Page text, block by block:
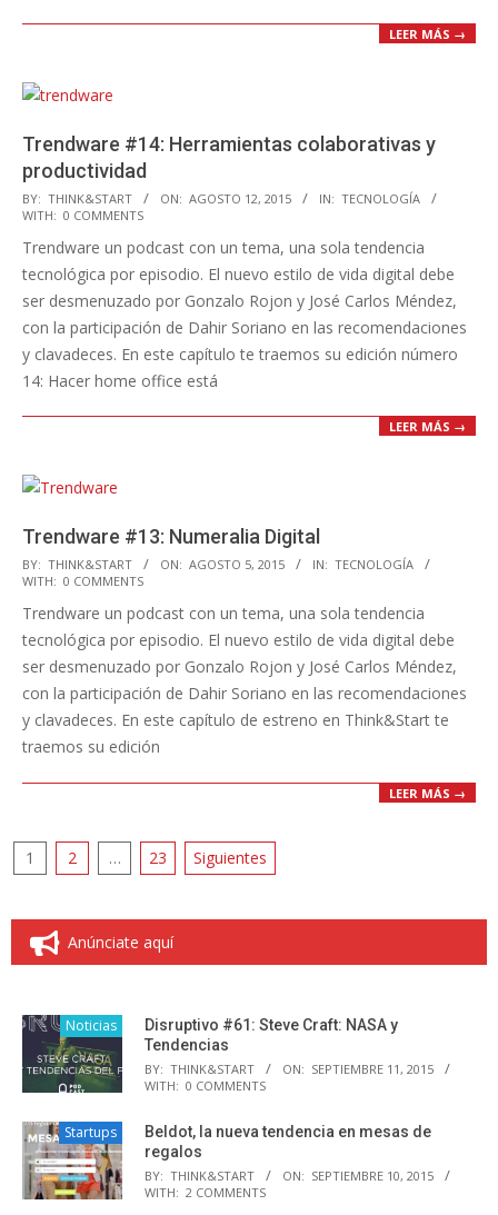
LEER MÁS →
Trendware #14: Herramientas colaborativas y
productividad
2015-
08-
12
BY: THINK&START ON: AGOSTO 12, 2015 IN: TECNOLOGÍA
WITH: 0 COMMENTS
Trendware un podcast con un tema, una sola tendencia
tecnológica por episodio. El nuevo estilo de vida digital debe
ser desmenuzado por Gonzalo Rojon y José Carlos Méndez,
con la participación de Dahir Soriano en las recomendaciones
y clavadeces. En este capítulo te traemos su edición número
14: Hacer home office está
LEER MÁS →
Trendware #13: Numeralia Digital
2015-
08-
05
BY: THINK&START ON: AGOSTO 5, 2015 IN: TECNOLOGÍA
WITH: 0 COMMENTS
Trendware un podcast con un tema, una sola tendencia
tecnológica por episodio. El nuevo estilo de vida digital debe
ser desmenuzado por Gonzalo Rojon y José Carlos Méndez,
con la participación de Dahir Soriano en las recomendaciones
y clavadeces. En este capítulo de estreno en Think&Start te
traemos su edición
LEER MÁS →
Paginación
entradas
1 2 … 23 Siguientes
Anúnciate aquí
Noticias
Disruptivo #61: Steve Craft: NASA y
Tendencias
BY: THINK&START ON: SEPTIEMBRE 11, 2015
WITH: 0 COMMENTS
Startups
Beldot, la nueva tendencia en mesas de
regalos
BY: THINK&START ON: SEPTIEMBRE 10, 2015
WITH: 2 COMMENTS